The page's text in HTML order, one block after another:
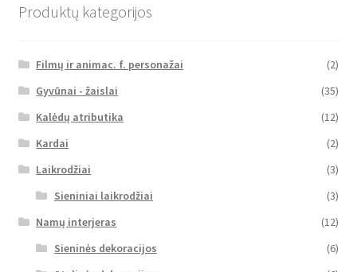
Produktų kategorijos
Filmų ir animac. f. personažai
(2)
Gyvūnai - žaislai
(35)
Kalėdų atributika
(12)
Kardai
(2)
Laikrodžiai
(3)
Sieniniai laikrodžiai
(3)
Namų interjeras
(12)
Sieninės dekoracijos
(6)